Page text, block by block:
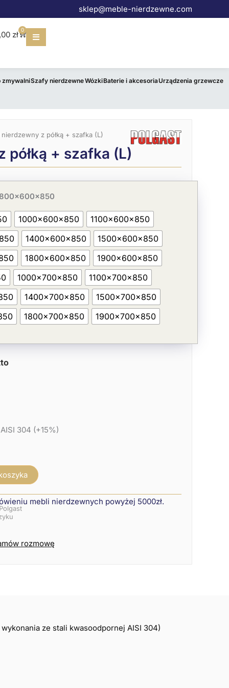
sklep@meble-nierdzewne.com
zł
0
Wózek
zmywalniSzafy nierdzewneWózkiBaterie i akcesoriaUrządzenia grzewcze
nierdzewny z półką + szafka (L)
półką + szafka (L)
1000x600x850
1100x600x850
1400x600x850
1500x600x850
1800x600x850
1900x600x850
1000x700x850
1100x700x850
1400x700x850
1500x700x850
1800x700x850 1900x700x850
304 (+15%)
mebli nierdzewnych powyżej 5000zł.
rozmowę
ze stali kwasoodpornej AISI 304)